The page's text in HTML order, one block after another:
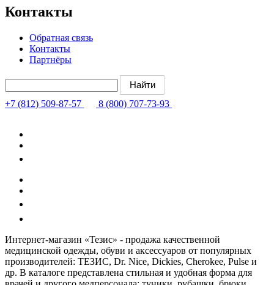
Контакты
Обратная связь
Контакты
Партнёры
+7 (812) 509-87-57 8 (800) 707-73-93
Интернет-магазин «Тезис» - продажа качественной
медицинской одежды, обуви и аксессуаров от популярных
производителей: ТЕЗИС, Dr. Nice, Dickies, Cherokee, Pulse и
др. В каталоге представлена стильная и удобная форма для